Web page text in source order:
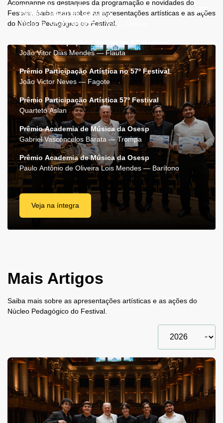
Acompanhe os destaques da programação e novidades do
Festival. Saiba mais sobre as apresentações artísticas e as ações
do Núcleo Pedagógico do Festival.
Prêmio Eleazar de Carvalho
Tiago da Silva Carvalho Júnior — Violino
João Vitor Dias Mendes — Flauta
Prêmio Participação Artística no 57º Festival
João Victor Neves — Fagote
Prêmio Participação Artística 57º Festival
Quarteto Aslan
Prêmio Academia de Música da Osesp
Gabriel Vasconcelos Barata — Trompa
Prêmio Academia de Música da Osesp
Paulo Antônio de Oliveira Lois Mendes — Barítono
Veja na íntegra
Mais Artigos
Saiba mais sobre as apresentações artísticas e as ações do
Núcleo Pedagógico do Festival.